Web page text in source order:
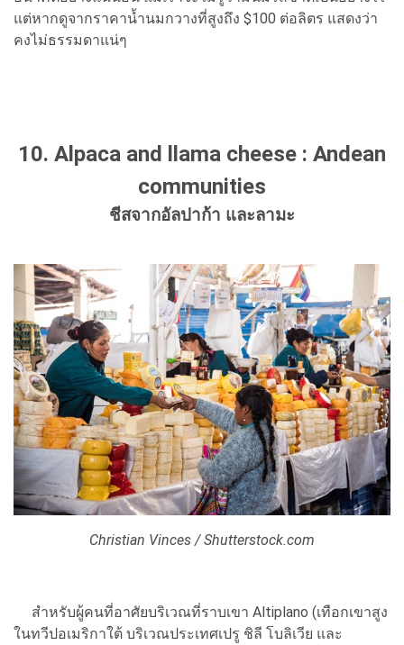
แต่หากดูจากราคาน้ำนมกวางที่สูงถึง $100 ต่อลิตร แสดงว่า
คงไม่ธรรมดาแน่ๆ
10. Alpaca and llama cheese : Andean
communities
ชีสจากอัลปาก้า และลามะ
Christian Vinces / Shutterstock.com
สำหรับผู้คนที่อาศัยบริเวณที่ราบเขา Altiplano (เทือกเขาสูง
ในทวีปอเมริกาใต้ บริเวณประเทศเปรู ชิลี โบลิเวีย และ